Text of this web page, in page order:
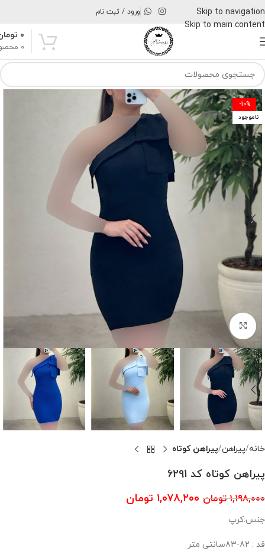
Skip to navigation
Skip to main content
ورود / ثبت نام
0
۰
-10%
ناموجود
بزرگنمایی تصویر
خانه پیراهن پیراهن کوتاه
پیراهن کوتاه کد 6291
۱,۱۹۸,۰۰۰ تومان ۱,۰۷۸,۲۰۰ تومان
جنس:کرپ
قد : 82-83سانتی متر